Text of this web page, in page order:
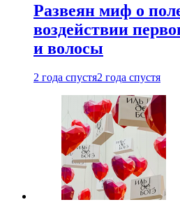
Развеян миф о
воздействии
и волосы
2 года спустя2 года спустя